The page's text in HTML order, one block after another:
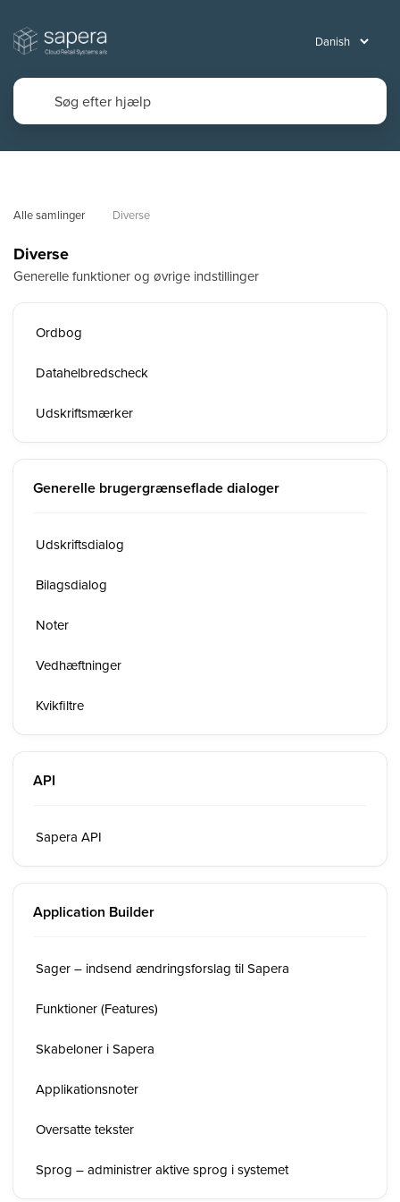
Alle samlinger Diverse
Diverse
Generelle funktioner og øvrige indstillinger
Ordbog
Datahelbredscheck
Udskriftsmærker
Generelle brugergrænseflade dialoger
Udskriftsdialog
Bilagsdialog
Noter
Vedhæftninger
Kvikfiltre
API
Sapera API
Application Builder
Sager – indsend ændringsforslag til Sapera
Funktioner (Features)
Skabeloner i Sapera
Applikationsnoter
Oversatte tekster
Sprog – administrer aktive sprog i systemet